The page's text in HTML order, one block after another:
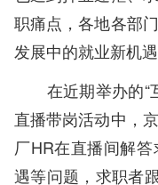
职痛点，各地各部
发展中的就业新机
在近期举办的“
直播带岗活动中，
厂HR在直播间解
遇等问题，求职者